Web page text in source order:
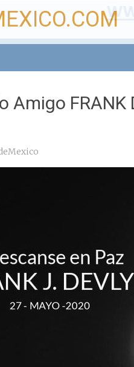
Amigo FRANK